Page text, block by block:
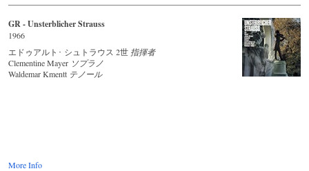
GR - Unsterblicher Strauss
1966
エドゥアルト･ シュトラウス 2世 指揮者
Clementine Mayer ソプラノ
Waldemar Kmentt テノール
More Info